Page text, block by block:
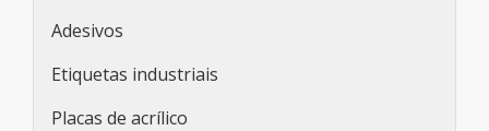
Adesivos
Etiquetas industriais
Placas de acrílico